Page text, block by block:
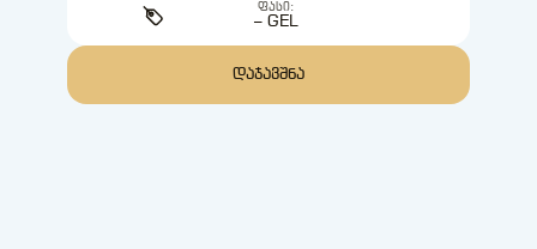
ᲤᲐᲡᲘ:
– GEL
ᲓᲐᲯᲐᲕᲨᲜᲐ